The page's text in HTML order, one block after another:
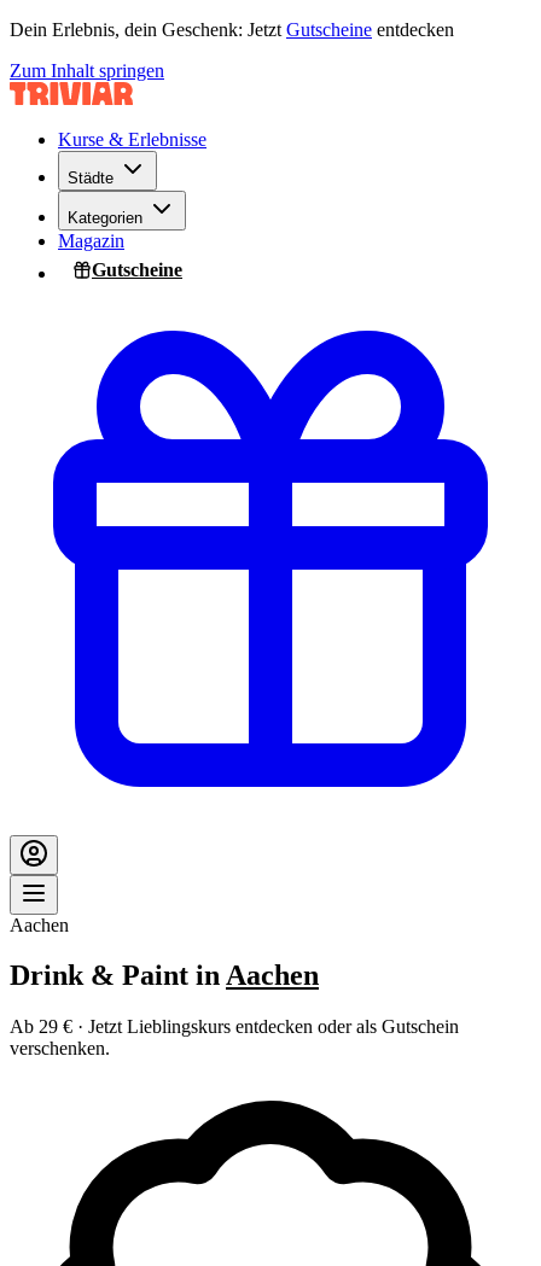
Dein Erlebnis, dein Geschenk: Jetzt Gutscheine entdecken
Zum Inhalt springen
Kurse & Erlebnisse
Städte
Kategorien
Magazin
Gutscheine
Aachen
Drink & Paint inAachen
Ab 29 € · Jetzt Lieblingskurs entdecken oder als Gutschein
verschenken.